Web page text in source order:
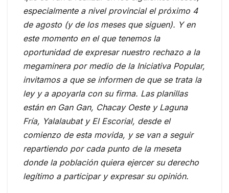
especialmente a nivel provincial el próximo 4
de agosto (y de los meses que siguen). Y en
este momento en el que tenemos la
oportunidad de expresar nuestro rechazo a la
megaminera por medio de la Iniciativa Popular,
invitamos a que se informen de que se trata la
ley y a apoyarla con su firma. Las planillas
están en Gan Gan, Chacay Oeste y Laguna
Fría, Yalalaubat y El Escorial, desde el
comienzo de esta movida, y se van a seguir
repartiendo por cada punto de la meseta
donde la población quiera ejercer su derecho
legítimo a participar y expresar su opinión.